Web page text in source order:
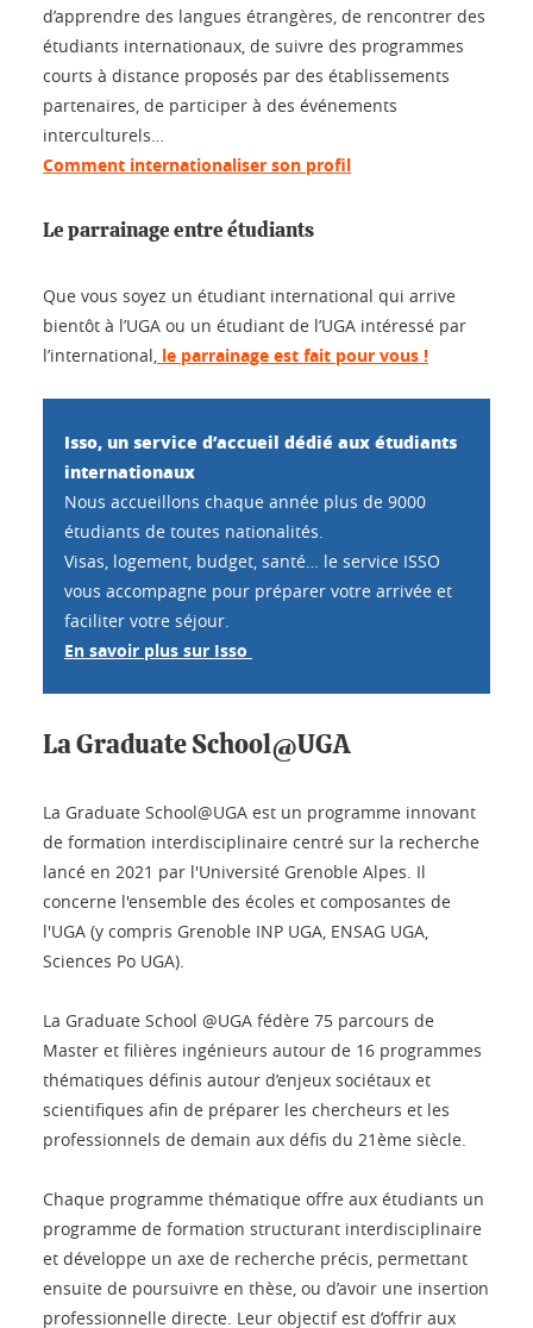
d’apprendre des langues étrangères, de rencontrer des
étudiants internationaux, de suivre des programmes
courts à distance proposés par des établissements
partenaires, de participer à des événements
interculturels…
Comment internationaliser son profil
Le parrainage entre étudiants
Que vous soyez un étudiant international qui arrive
bientôt à l’UGA ou un étudiant de l’UGA intéressé par
l’international, le parrainage est fait pour vous !
Isso, un service d’accueil dédié aux étudiants
internationaux
Nous accueillons chaque année plus de 9000
étudiants de toutes nationalités.
Visas, logement, budget, santé… le service ISSO
vous accompagne pour préparer votre arrivée et
faciliter votre séjour.
En savoir plus sur Isso
La Graduate School@UGA
La Graduate School@UGA est un programme innovant
de formation interdisciplinaire centré sur la recherche
lancé en 2021 par l'Université Grenoble Alpes. Il
concerne l'ensemble des écoles et composantes de
l'UGA (y compris Grenoble INP UGA, ENSAG UGA,
Sciences Po UGA).
La Graduate School @UGA fédère 75 parcours de
Master et filières ingénieurs autour de 16 programmes
thématiques définis autour d’enjeux sociétaux et
scientifiques afin de préparer les chercheurs et les
professionnels de demain aux défis du 21ème siècle.
Chaque programme thématique offre aux étudiants un
programme de formation structurant interdisciplinaire
et développe un axe de recherche précis, permettant
ensuite de poursuivre en thèse, ou d’avoir une insertion
professionnelle directe. Leur objectif est d’offrir aux